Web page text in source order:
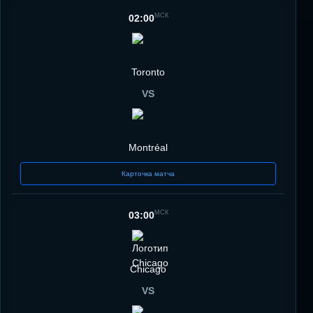
02:00МСК
Toronto
VS
Montréal
Карточка матча
03:00МСК
Chicago
VS